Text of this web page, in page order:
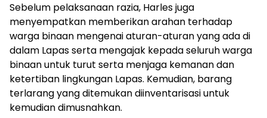
Sebelum pelaksanaan razia, Harles juga
menyempatkan memberikan arahan terhadap
warga binaan mengenai aturan-aturan yang ada di
dalam Lapas serta mengajak kepada seluruh warga
binaan untuk turut serta menjaga kemanan dan
ketertiban lingkungan Lapas. Kemudian, barang
terlarang yang ditemukan diinventarisasi untuk
kemudian dimusnahkan.